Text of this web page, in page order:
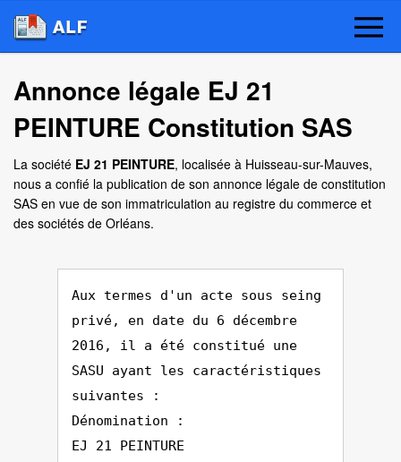
Annonce légale EJ 21
PEINTURE Constitution SAS
La société EJ 21 PEINTURE, localisée à Huisseau-sur-Mauves,
nous a confié la publication de son annonce légale de constitution
SAS en vue de son immatriculation au registre du commerce et
des sociétés de Orléans.
Aux termes d'un acte sous seing
privé, en date du 6 décembre
2016, il a été constitué une
SASU ayant les caractéristiques
suivantes :
Dénomination :
EJ 21 PEINTURE